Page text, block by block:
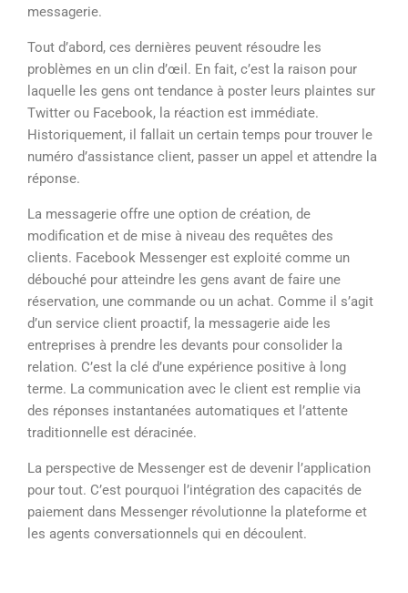
messagerie.
Tout d’abord, ces dernières peuvent résoudre les
problèmes en un clin d’œil. En fait, c’est la raison pour
laquelle les gens ont tendance à poster leurs plaintes sur
Twitter ou Facebook, la réaction est immédiate.
Historiquement, il fallait un certain temps pour trouver le
numéro d’assistance client, passer un appel et attendre la
réponse.
La messagerie offre une option de création, de
modification et de mise à niveau des requêtes des
clients. Facebook Messenger est exploité comme un
débouché pour atteindre les gens avant de faire une
réservation, une commande ou un achat. Comme il s’agit
d’un service client proactif, la messagerie aide les
entreprises à prendre les devants pour consolider la
relation. C’est la clé d’une expérience positive à long
terme. La communication avec le client est remplie via
des réponses instantanées automatiques et l’attente
traditionnelle est déracinée.
La perspective de Messenger est de devenir l’application
pour tout. C’est pourquoi l’intégration des capacités de
paiement dans Messenger révolutionne la plateforme et
les agents conversationnels qui en découlent.